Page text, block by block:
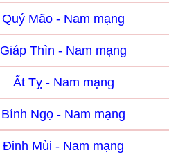
Quý Mão - Nam mạng
Giáp Thìn - Nam mạng
Ất Tỵ - Nam mạng
Bính Ngọ - Nam mạng
Đinh Mùi - Nam mạng